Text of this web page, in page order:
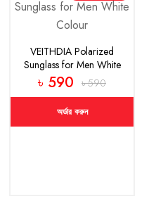
VEITHDIA Polarized
Sunglass for Men White
Colour
৳ 590 ৳ 590
অর্ডার করুন